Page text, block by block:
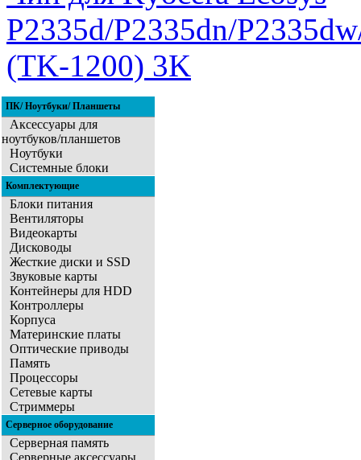
P2335d/P2335dn/
(TK-1200) 3K
ПК/ Ноутбуки/ Планшеты
Аксессуары для
ноутбуков/планшетов
Ноутбуки
Системные блоки
Комплектующие
Блоки питания
Вентиляторы
Видеокарты
Дисководы
Жесткие диски и SSD
Звуковые карты
Контейнеры для HDD
Контроллеры
Корпуса
Материнские платы
Оптические приводы
Память
Процессоры
Сетевые карты
Стриммеры
Серверное оборудование
Серверная память
Серверные аксессуары